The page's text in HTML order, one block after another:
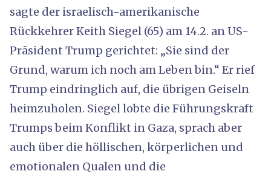
sagte der israelisch-amerikanische
Rückkehrer Keith Siegel (65) am 14.2. an US-
Präsident Trump gerichtet: „Sie sind der
Grund, warum ich noch am Leben bin.“ Er rief
Trump eindringlich auf, die übrigen Geiseln
heimzuholen. Siegel lobte die Führungskraft
Trumps beim Konflikt in Gaza, sprach aber
auch über die höllischen, körperlichen und
emotionalen Qualen und die